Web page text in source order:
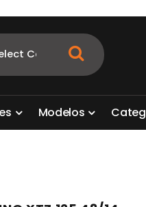
es Modelos Categ